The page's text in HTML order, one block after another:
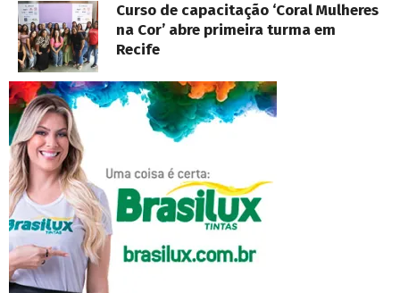
Curso de capacitação ‘Coral Mulheres
na Cor’ abre primeira turma em
Recife